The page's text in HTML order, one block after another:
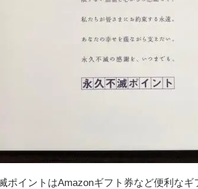
ポイントはAmazonギフト券など便利な